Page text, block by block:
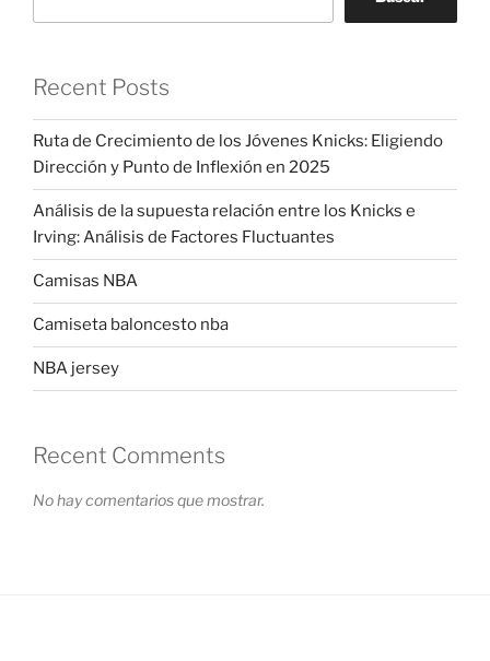
Recent Posts
Ruta de Crecimiento de los Jóvenes Knicks: Eligiendo
Dirección y Punto de Inflexión en 2025
Análisis de la supuesta relación entre los Knicks e
Irving: Análisis de Factores Fluctuantes
Camisas NBA
Camiseta baloncesto nba
NBA jersey
Recent Comments
No hay comentarios que mostrar.